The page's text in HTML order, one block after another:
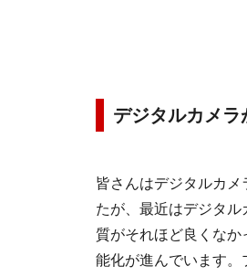
デジタルカメラ
皆さんはデジタルカ
たが、最近はデジタ
質がそれほど良くな
能化が進んでいます。